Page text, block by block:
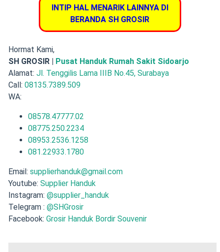
INTIP HAL MENARIK LAINNYA DI
BERANDA SH GROSIR
Hormat Kami,
SH GROSIR | Pusat Handuk Rumah Sakit Sidoarjo
Alamat: Jl. Tenggilis Lama IIIB No.45, Surabaya
Call: 08135.7389.509
WA:
08578.47777.02
08775.250.2234
08953.2536.1258
081.22933.1780
Email: supplierhanduk@gmail.com
Youtube: Supplier Handuk
Instagram: @supplier_handuk
Telegram : @SHGrosir
Facebook: Grosir Handuk Bordir Souvenir